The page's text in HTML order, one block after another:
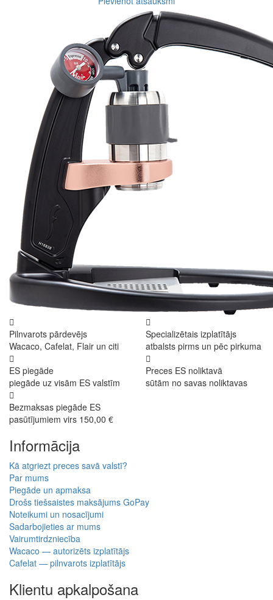
Pilnvarots pārdevējs
Wacaco, Cafelat, Flair un citi
Specializētais izplatītājs
atbalsts pirms un pēc pirkuma
ES piegāde
piegāde uz visām ES valstīm
Preces ES noliktavā
sūtām no savas noliktavas
Bezmaksas piegāde ES
pasūtījumiem virs 150,00 €
Informācija
Kā atgriezt preces savā valstī?
Par mums
Piegāde un apmaksa
Drošs tiešsaistes maksājums GoPay
Noteikumi un nosacījumi
Sadarbojieties ar mums
Vairumtirdzniecība
Wacaco — autorizēts izplatītājs
Cafelat — pilnvarots izplatītājs
Klientu apkalpošana